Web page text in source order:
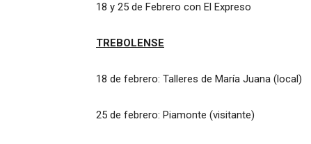
18 y 25 de Febrero con El Expreso
TREBOLENSE
18 de febrero: Talleres de María Juana (local)
25 de febrero: Piamonte (visitante)